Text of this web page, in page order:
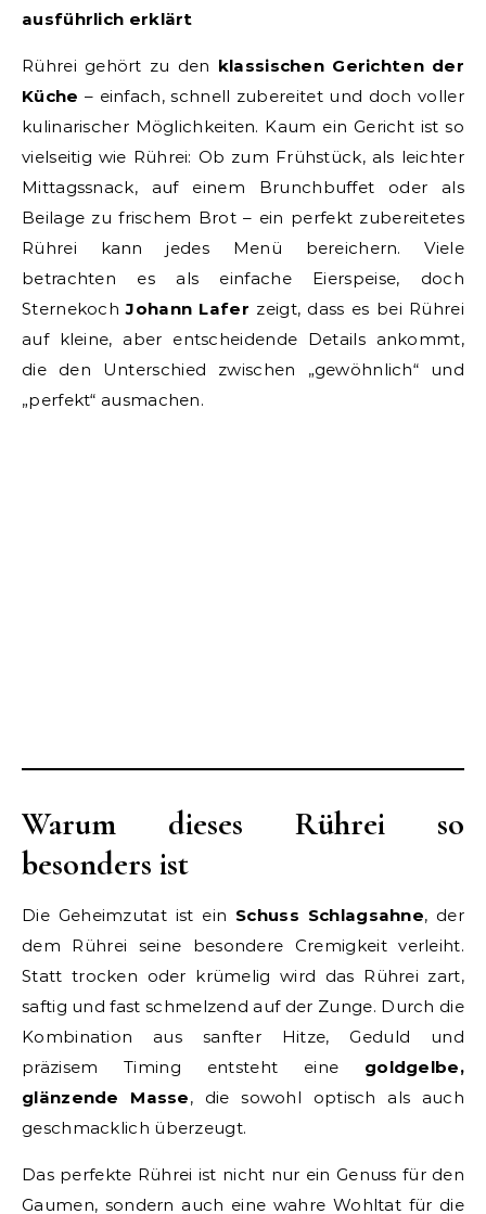
ausführlich erklärt
Rührei gehört zu den klassischen Gerichten der
Küche – einfach, schnell zubereitet und doch voller
kulinarischer Möglichkeiten. Kaum ein Gericht ist so
vielseitig wie Rührei: Ob zum Frühstück, als leichter
Mittagssnack, auf einem Brunchbuffet oder als
Beilage zu frischem Brot – ein perfekt zubereitetes
Rührei kann jedes Menü bereichern. Viele
betrachten es als einfache Eierspeise, doch
SternekochJohann Lafer zeigt, dass es bei Rührei
auf kleine, aber entscheidende Details ankommt,
die den Unterschied zwischen „gewöhnlich“ und
„perfekt“ ausmachen.
Warum dieses Rührei so
besonders ist
Die Geheimzutat ist ein Schuss Schlagsahne, der
dem Rührei seine besondere Cremigkeit verleiht.
Statt trocken oder krümelig wird das Rührei zart,
saftig und fast schmelzend auf der Zunge. Durch die
Kombination aus sanfter Hitze, Geduld und
präzisem Timing entsteht eine goldgelbe,
glänzende Masse, die sowohl optisch als auch
geschmacklich überzeugt.
Das perfekte Rührei ist nicht nur ein Genuss für den
Gaumen, sondern auch eine wahre Wohltat für die